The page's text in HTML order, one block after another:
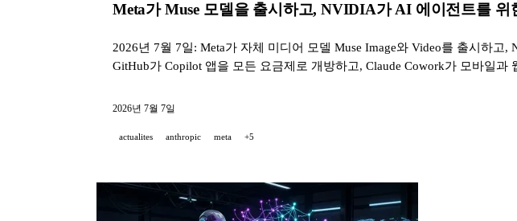
Meta가 Muse 모델을 출시하고, NVIDIA가 AI 에이전트를
2026년 7월 7일: Meta가 자체 미디어 모델 Muse Image와 Video를 출시하
GitHub가 Copilot 앱을 모든 요금제로 개방하고, Claude Cowork가 모바일과
2026년 7월 7일
actualites anthropic meta +5